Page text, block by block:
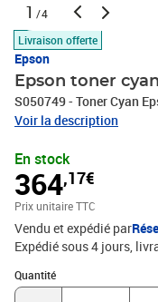
1 /4
Livraison offerte
Epson
Epson toner
S050749 - Toner Cyan
Voir la description
En stock
364,17€
Prix unitaire TTC
Vendu et expédié par
Expédié sous 4 jours
Quantité
Quantité : 1